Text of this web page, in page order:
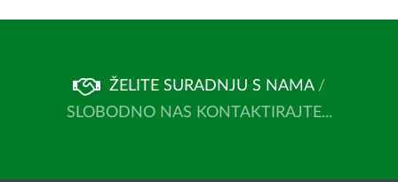
ŽELITE SURADNJU S NAMA /
SLOBODNO NAS KONTAKTIRAJTE...